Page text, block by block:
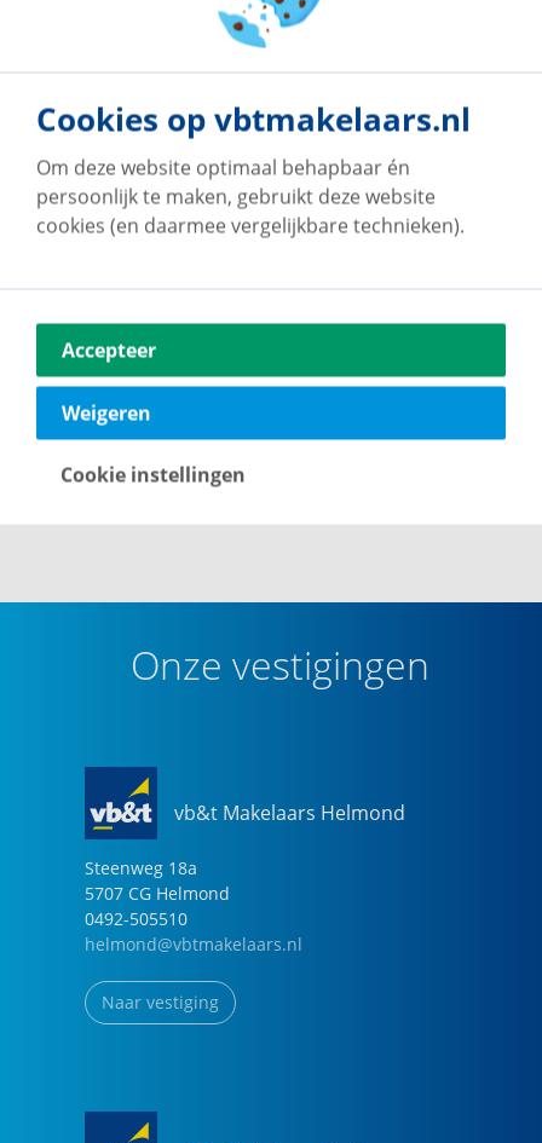
projectnotaris van deze maatschappij. Dit is een
eindhoven@vbtmakelaars.nl
Neem contact op
Onze vestigingen
vb&t Makelaars Helmond
Steenweg 18a
5707 CG Helmond
0492-505510
helmond@vbtmakelaars.nl
Naar vestiging
Cookies op vbtmakelaars.nl
Om deze website optimaal behapbaar én
persoonlijk te maken, gebruikt deze website
cookies (en daarmee vergelijkbare technieken).
Accepteer
Weigeren
Cookie instellingen